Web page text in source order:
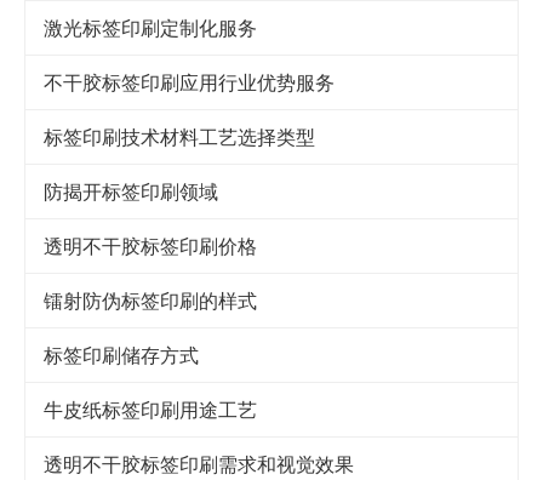
激光标签印刷定制化服务
不干胶标签印刷应用行业优势​服务​
标签印刷技术材料工艺选择类型
防揭开标签印刷领域
透明不干胶标签印刷价格
镭射防伪标签印刷的样式
标签印刷储存方式
牛皮纸标签印刷用途工艺
透明不干胶标签印刷需求和视觉效果